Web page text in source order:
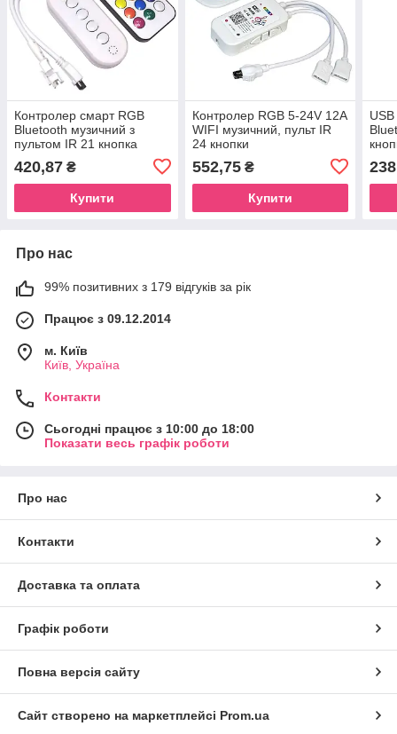
Контролер смарт RGB
Bluetooth музичний з
пультом IR 21 кнопка
420,87 ₴
Купити
Контролер RGB 5-24V 12A
WIFI музичний, пульт IR
24 кнопки
552,75₴
Купити
Про нас
99% позитивних з 179 відгуків за рік
Працює з 09.12.2014
м. Київ
Київ, Україна
Контакти
Сьогодні працює з 10:00 до 18:00
Показати весь графік роботи
Про нас
Контакти
Доставка та оплата
Графік роботи
Повна версія сайту
Сайт створено на маркетплейсі Prom.ua